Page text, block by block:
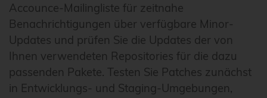
Accounce-Mailingliste für zeitnahe
Benachrichtigungen über verfügbare Minor-
Updates und prüfen Sie die Updates der von
Ihnen verwendeten Repositories für die dazu
passenden Pakete. Testen Sie Patches zunächst
in Entwicklungs- und Staging-Umgebungen,